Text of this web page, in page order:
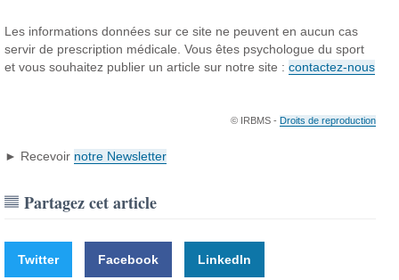
Les informations données sur ce site ne peuvent en aucun cas
servir de prescription médicale. Vous êtes psychologue du sport
et vous souhaitez publier un article sur notre site :contactez-nous
© IRBMS - Droits de reproduction
► Recevoir notre Newsletter
Partagez cet article
Twitter Facebook LinkedIn